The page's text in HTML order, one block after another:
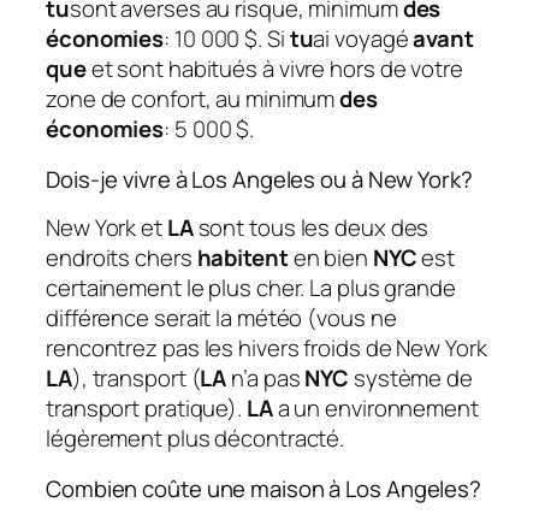
tusont averses au risque, minimumdes
économies: 10 000 $. Situai voyagéavant
queet sont habitués à vivre hors de votre
zone de confort, au minimumdes
économies: 5 000 $.
Dois-je vivre à Los Angeles ou à New York?
New York etLAsont tous les deux des
endroits chers habitenten bien NYCest
certainement le plus cher. La plus grande
différence serait la météo (vous ne
rencontrez pas les hivers froids de New York
LA), transport (LAn’a pasNYC système de
transport pratique). LAa un environnement
légèrement plus décontracté.
Combien coûte une maison à Los Angeles?